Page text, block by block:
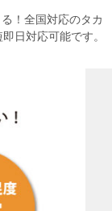
！全国対応のタカ
日対応可能です。